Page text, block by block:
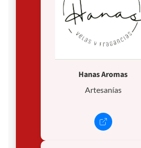
Hanas Aromas
Artesanías